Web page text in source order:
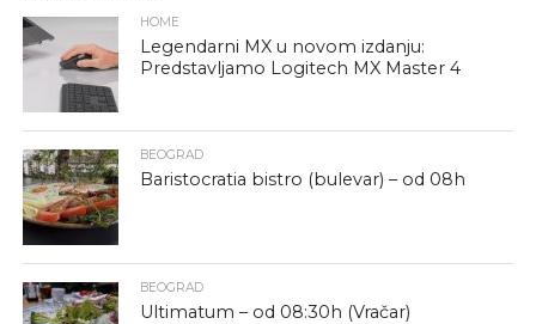
HOME
Legendarni MX u novom izdanju:
Predstavljamo Logitech MX Master 4
BEOGRAD
Baristocratia bistro (bulevar) – od 08h
BEOGRAD
Ultimatum – od 08:30h (Vračar)